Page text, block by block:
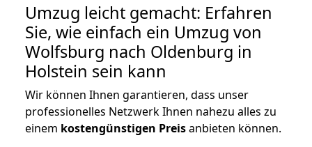
Umzug leicht gemacht: Erfahren
Sie, wie einfach ein Umzug von
Wolfsburg nach Oldenburg in
Holstein sein kann
Wir können Ihnen garantieren, dass unser
professionelles Netzwerk Ihnen nahezu alles zu
einem kostengünstigen Preisanbieten können.